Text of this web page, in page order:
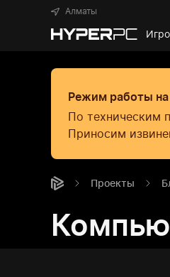
Алматы
Режим работы
По техническим
Приносим
Проекты